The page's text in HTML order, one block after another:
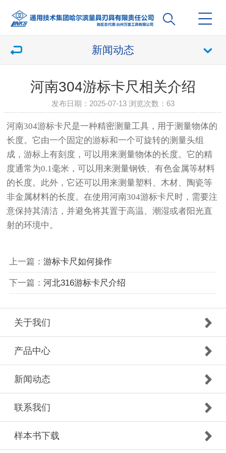
新闻动态
河南304游标卡尺相关介绍
发布日期：2025-07-13 浏览次数： 63
河南304游标卡尺是一种精密测量工具，用于测量物体的
长度。它由一个固定的游标和一个可旋转的测量头组
成，游标上有刻度，可以用来测量物体的长度。它的精
度通常为0.1毫米，可以用来测量钢铁、有色金属等材料
的长度。此外，它还可以用来测量塑料、木材、陶瓷等
非金属材料的长度。在使用河南304游标卡尺时，需要注
意保持其清洁，并避免将其置于高温、潮湿或者阳光直
射的环境中。
上一篇： 游标卡尺如何操作
下一篇： 河北316游标卡尺介绍
关于我们
产品中心
新闻动态
联系我们
样本书下载